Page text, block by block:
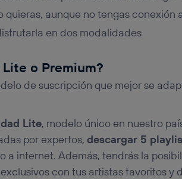
quieras, aunque no tengas
en dos modalidades
o Premium?
de suscripción que mejor se
Lite, modelo único en nuestro
por expertos, descargar 5
a internet. Además, tendrás la
con tus artistas favoritos